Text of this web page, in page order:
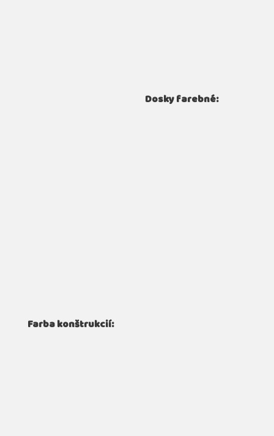
Dosky farebné:
Farba konštrukcií: